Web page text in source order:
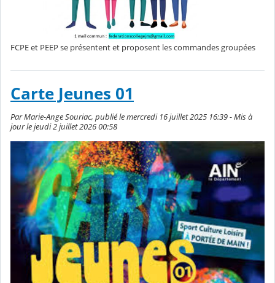
FCPE et PEEP se présentent et proposent les commandes groupées
Carte Jeunes 01
Par Marie-Ange Souriac, publié le mercredi 16 juillet 2025 16:39 - Mis à
jour le jeudi 2 juillet 2026 00:58